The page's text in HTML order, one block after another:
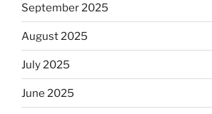
September 2025
August 2025
July 2025
June 2025